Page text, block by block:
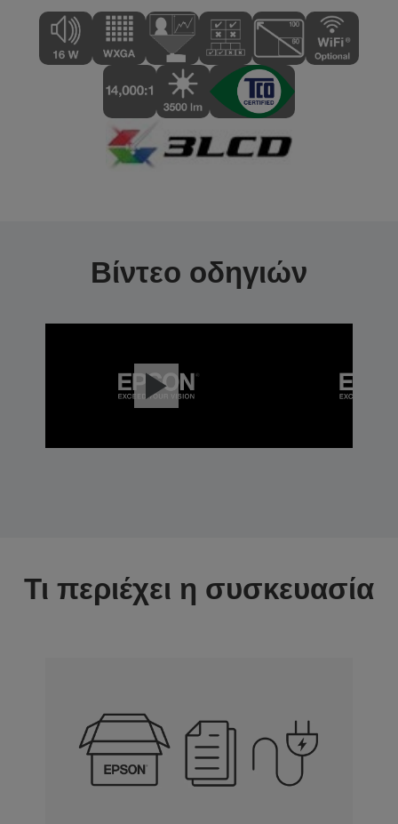
Βίντεο οδηγιών
Τι περιέχει η συσκευασία